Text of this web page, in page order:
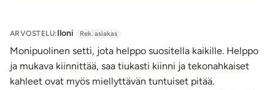
ARVOSTELU:Iloni Rek. asiakas
Monipuolinen setti, jota helppo suositella kaikille. Helppo
ja mukava kiinnittää, saa tiukasti kiinni ja tekonahkaiset
kahleet ovat myös miellyttävän tuntuiset pitää.